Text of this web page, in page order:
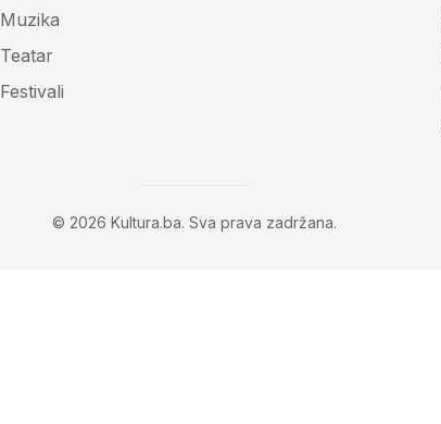
Muzika
Teatar
Festivali
© 2026 Kultura.ba. Sva prava zadržana.